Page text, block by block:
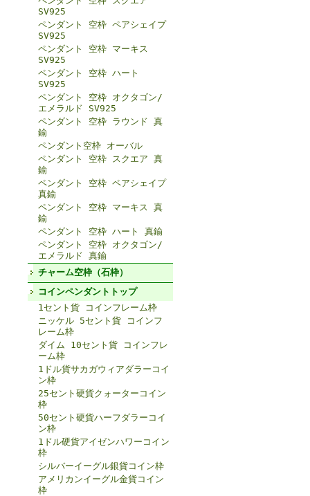
SV925
ペンダント 空枠 ペアシェイプ
SV925
ペンダント 空枠 マーキス
SV925
ペンダント 空枠 ハート
SV925
ペンダント 空枠 オクタゴン/
エメラルド SV925
ペンダント 空枠 ラウンド 真
鍮
ペンダント空枠 オーバル
ペンダント 空枠 スクエア 真
鍮
ペンダント 空枠 ペアシェイプ
真鍮
ペンダント 空枠 マーキス 真
鍮
ペンダント 空枠 ハート 真鍮
ペンダント 空枠 オクタゴン/
エメラルド 真鍮
チャーム空枠（石枠）
コインペンダントトップ
1セント貨 コインフレーム枠
ニッケル 5セント貨 コインフ
レーム枠
ダイム 10セント貨 コインフレ
ーム枠
1ドル貨サカガウィアダラーコイ
ン枠
25セント硬貨クォーターコイン
枠
50セント硬貨ハーフダラーコイ
ン枠
1ドル硬貨アイゼンハワーコイン
枠
シルバーイーグル銀貨コイン枠
アメリカンイーグル金貨コイン
枠